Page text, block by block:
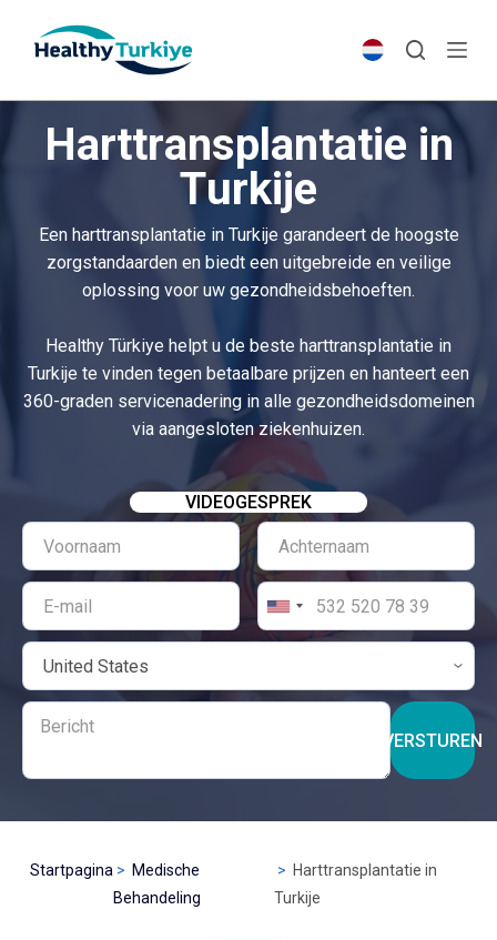
p
Harttransplantatie in
Turkije
Een harttransplantatie in Turkije garandeert de hoogste
zorgstandaarden en biedt een uitgebreide en veilige
oplossing voor uw gezondheidsbehoeften.
Healthy Türkiye helpt u de beste harttransplantatie in
Turkije te vinden tegen betaalbare prijzen en hanteert een
360-graden servicenadering in alle gezondheidsdomeinen
via aangesloten ziekenhuizen.
VIDEOGESPREK
VERSTUREN
Startpagina
Medische
Behandeling
Harttransplantatie in
Turkije